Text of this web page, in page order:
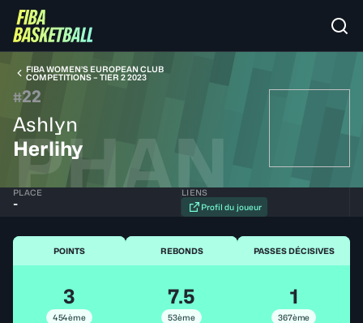
FIBA WOMEN’S EUROPEAN CLUB
COMPETITIONS – TIER 2 2023
#22
Ashlyn
Herlihy
PHAN
PLACE
-
LIENS
Profil du joueur
POINTS
3
454ème
REBONDS
7.5
53ème
PASSES DÉCISIVES
1
367ème